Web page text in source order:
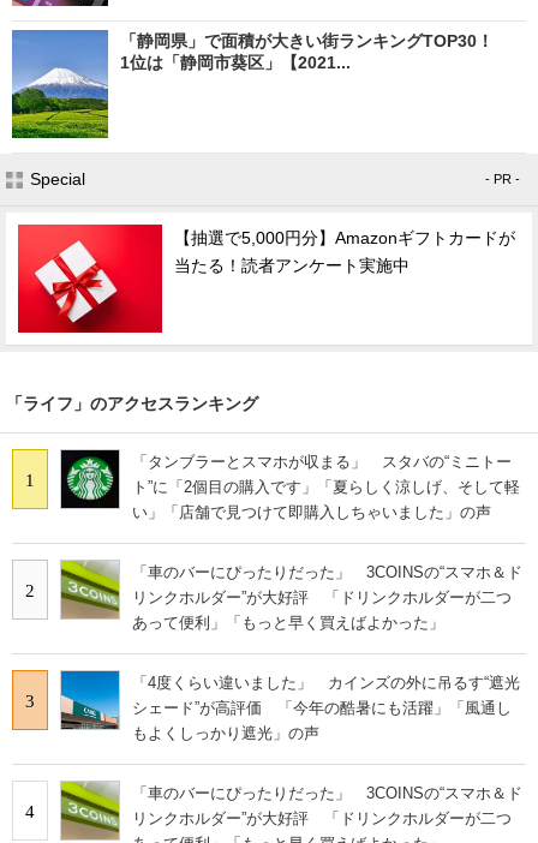
「静岡県」で面積が大きい街ランキングTOP30！
1位は「静岡市葵区」【2021...
Special - PR -
【抽選で5,000円分】Amazonギフトカードが
当たる！読者アンケート実施中
「ライフ」のアクセスランキング
1
「タンブラーとスマホが収まる」 スタバの“ミニトー
ト”に「2個目の購入です」「夏らしく涼しげ、そして軽
い」「店舗で見つけて即購入しちゃいました」の声
2
「車のバーにぴったりだった」 3COINSの“スマホ＆ド
リンクホルダー”が大好評 「ドリンクホルダーが二つ
あって便利」「もっと早く買えばよかった」
3
「4度くらい違いました」 カインズの外に吊るす“遮光
シェード”が高評価 「今年の酷暑にも活躍」「風通し
もよくしっかり遮光」の声
4
「車のバーにぴったりだった」 3COINSの“スマホ＆ド
リンクホルダー”が大好評 「ドリンクホルダーが二つ